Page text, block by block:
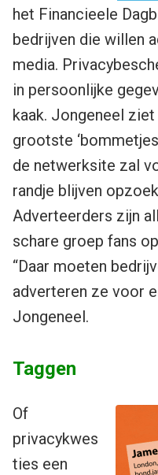
het Financieele
bedrijven die willen
media.
in persoonlijke
kaak. Jongeneel
grootste
de netwerksite zal
randje blijven
Adverteerders zijn
schare groep fans
“Daar moeten
adverteren ze voor
Jongeneel.
Taggen
Of
privacykwes
ties een